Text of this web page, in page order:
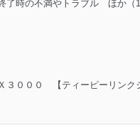
了時の不満やトラブル ほか（
３０００ 【ティーピーリンク